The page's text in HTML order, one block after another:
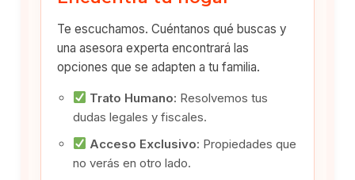
Te escuchamos. Cuéntanos qué buscas y
una asesora experta encontrará las
opciones que se adapten a tu familia.
Trato Humano: Resolvemos tus
dudas legales y fiscales.
Acceso Exclusivo: Propiedades que
no verás en otro lado.